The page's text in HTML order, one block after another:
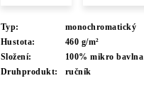
Typ: monochromatický
Hustota:
460 g/m²
Složení:
100% mikro bavlna
Druhprodukt:
ručník